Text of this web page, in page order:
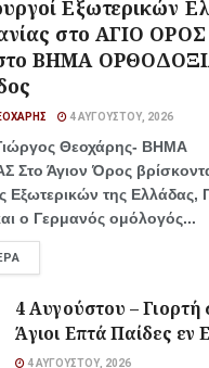
Εξωτερικών
στο ΑΓΙΟ ΟΡΟΣ
ΒΗΜΑ
4 ΑΥΓΟΎΣΤΟΥ, 2026
Θεοχάρης- ΒΗΜΑ
Στο Άγιον Όρος
Εξωτερικών της Ελλάδας,
ο Γερμανός ομόλογός...
4 Αυγούστου – Γιορτή
Άγιοι Επτά Παίδες εν
4 ΑΥΓΟΎΣΤΟΥ, 2026